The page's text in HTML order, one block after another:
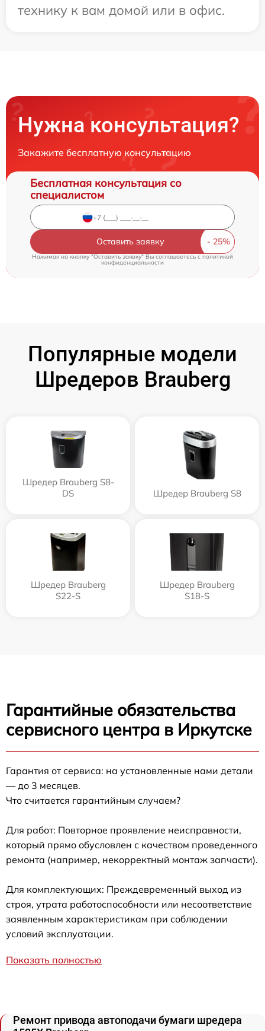
технику к вам домой или в офис.
Нужна консультация?
Закажите бесплатную консультацию
Бесплатная консультация со
специалистом
Оставить заявку
Нажимая на кнопку "Оставить заявку" Вы соглашаетесь c политикой
конфиденциальности
Популярные модели
Шредеров Brauberg
Шредер Brauberg S8-
DS
Шредер Brauberg S8
Шредер Brauberg
S22-S
Шредер Brauberg
S18-S
Гарантийные обязательства
сервисного центра в Иркутске
Гарантия от сервиса: на установленные нами детали
— до 3 месяцев.
Что считается гарантийным случаем?
Для работ: Повторное проявление неисправности,
который прямо обусловлен с качеством проведенного
ремонта (например, некорректный монтаж запчасти).
Для комплектующих: Преждевременный выход из
строя, утрата работоспособности или несоответствие
заявленным характеристикам при соблюдении
условий эксплуатации.
Показать полностью
Ремонт привода автоподачи бумаги шредера